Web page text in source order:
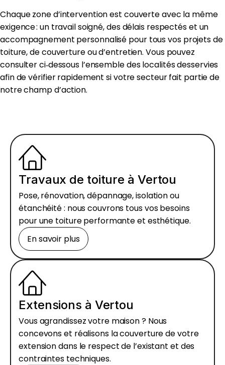
Chaque zone d’intervention est couverte avec la même
exigence : un travail soigné, des délais respectés et un
accompagnement personnalisé pour tous vos projets de
toiture, de couverture ou d’entretien. Vous pouvez
consulter ci‑dessous l’ensemble des localités desservies
afin de vérifier rapidement si votre secteur fait partie de
notre champ d’action.
Travaux de toiture à Vertou
Pose, rénovation, dépannage, isolation ou
étanchéité : nous couvrons tous vos besoins
pour une toiture performante et esthétique.
En savoir plus
Extensions à Vertou
Vous agrandissez votre maison ? Nous
concevons et réalisons la couverture de votre
extension dans le respect de l’existant et des
contraintes techniques.